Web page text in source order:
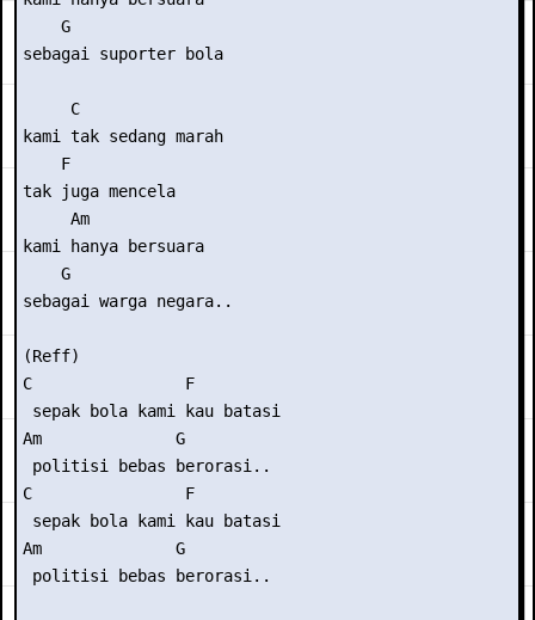
    G
sebagai suporter bola
     C
kami tak sedang marah
    F
tak juga mencela
     Am
kami hanya bersuara
    G
sebagai warga negara..
(Reff)
C                F
sepak bola kami kau batasi
Am              G
politisi bebas berorasi..
C                F
sepak bola kami kau batasi
Am              G
politisi bebas berorasi..